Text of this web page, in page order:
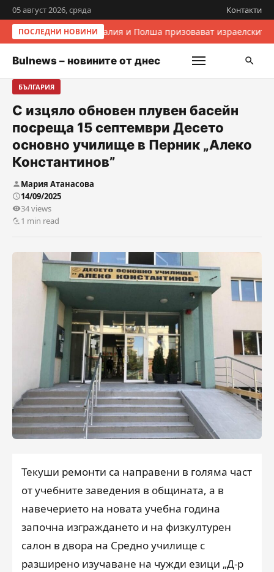
05 август 2026, сряда Контакти
ПОСЛЕДНИ НОВИНИИталия и Полша призовават
Bulnews – новините от днес
БЪЛГАРИЯ
С изцяло обновен плувен басейн
посреща 15 септември Десето
основно училище в Перник „Алеко
Константинов”
Мария Атанасова
14/09/2025
34 views
1 min read
Текуши ремонти са направени в голяма част
от учебните заведения в общината, а в
навечерието на новата учебна година
започна изграждането и на физкултурен
салон в двора на Средно училище с
разширено изучаване на чужди езици „Д-р